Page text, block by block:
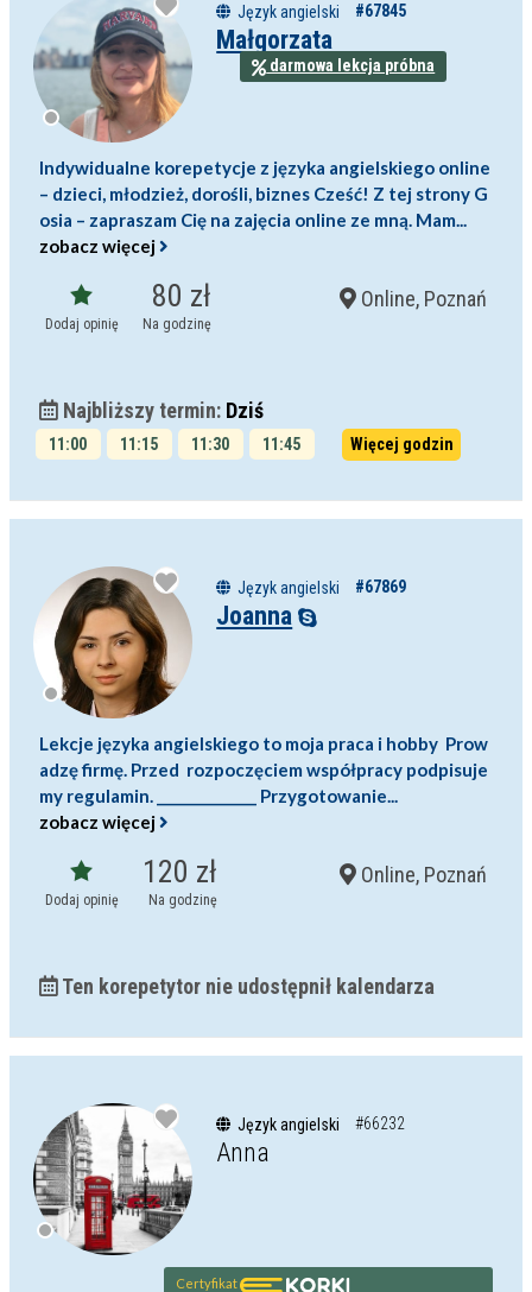
Język angielski #67845
Małgorzata
darmowa lekcja próbna
Indywidualne korepetycje z języka angielskiego online
– dzieci, młodzież, dorośli, biznes Cześć! Z tej strony G
osia – zapraszam Cię na zajęcia online ze mną. Mam...
zobacz więcej
Dodaj opinię
80 zł
Na godzinę
Online, Poznań
Najbliższy termin: Dziś
11:00 11:15 11:30
11:45
Więcej godzin
Język angielski #67869
Joanna
Lekcje języka angielskiego to moja praca i hobby Prow
adzę firmę. Przed rozpoczęciem współpracy podpisuje
my regulamin. ______________ Przygotowanie...
zobacz więcej
Dodaj opinię
120 zł
Na godzinę
Online, Poznań
Ten korepetytor nie udostępnił kalendarza
Język angielski #66232
Anna
Certyfikat